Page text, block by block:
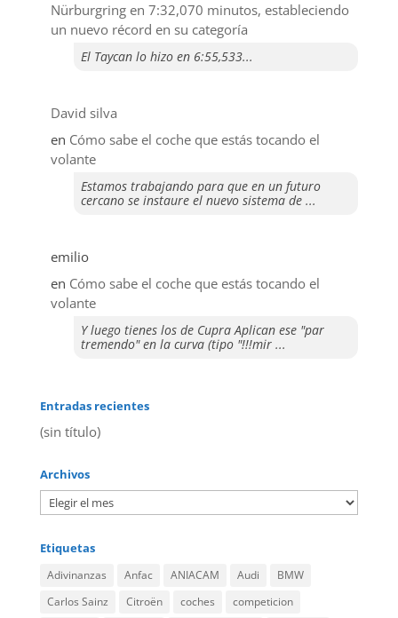
Nürburgring en 7:32,070 minutos, estableciendo
un nuevo récord en su categoría
El Taycan lo hizo en 6:55,533...
David silva
en ​Cómo sabe el coche que estás tocando el
volante
Estamos trabajando para que en un futuro
cercano se instaure el nuevo sistema de ...
emilio
en ​Cómo sabe el coche que estás tocando el
volante
Y luego tienes los de Cupra Aplican ese "par
tremendo" en la curva (tipo "!!!mir ...
Entradas recientes
(sin título)
Archivos
Etiquetas
Adivinanzas Anfac ANIACAM Audi
BMW
Carlos Sainz
Citroën coches
competicion